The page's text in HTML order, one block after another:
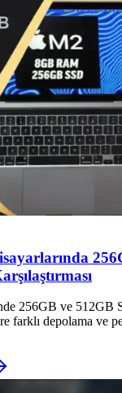
256GB ve 512GB
farklı depolama ve